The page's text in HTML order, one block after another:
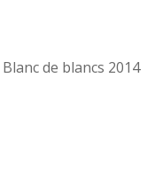
de blancs 2014